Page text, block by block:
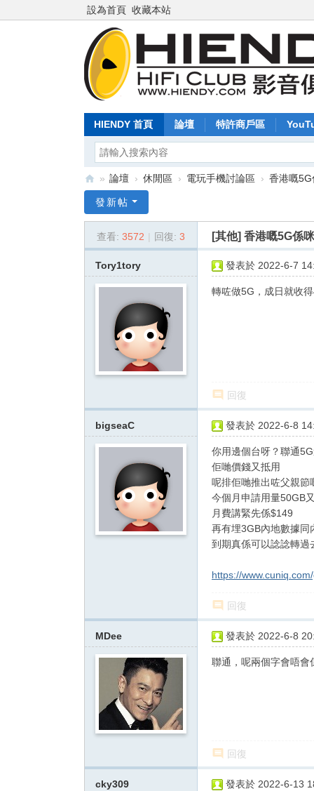
設為首頁 收藏本站
HIENDY 首頁 論壇 特許商戶區
en
o
» 論壇 › 休閒區 › 電玩手機討論區 › 香港嘅
發新帖
查看: 3572 | 回復: 3 [其他] 香港嘅5G係
Tory1tory 發表於 2022-6-7
轉咗做5G，成日就收
回復
bigseaC 發表於 2022-6-8
你用邊個台呀？聯通
佢哋價錢又抵用
呢排佢哋推出咗父親節
今個月申請用量50GB
月費講緊先係$149
再有埋3GB內地數據同
到期真係可以諗諗轉過
https://
回復
MDee 發表於 2022-6-8
聯通，呢兩個字會唔
回復
cky309 發表於 2022-6-13